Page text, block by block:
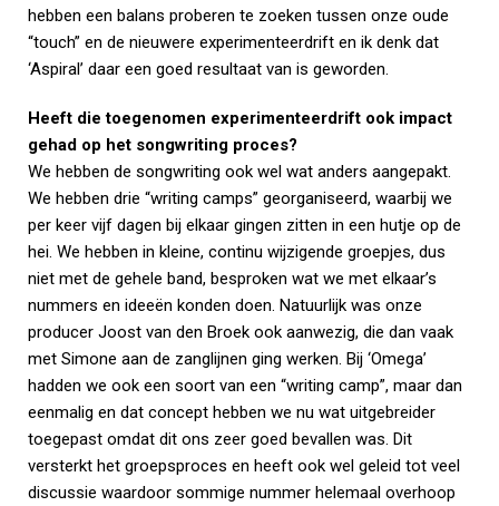
hebben een balans proberen te zoeken tussen onze oude
“touch” en de nieuwere experimenteerdrift en ik denk dat
‘Aspiral’ daar een goed resultaat van is geworden.
Heeft die toegenomen experimenteerdrift ook impact
gehad op het songwriting proces?
We hebben de songwriting ook wel wat anders aangepakt.
We hebben drie “writing camps” georganiseerd, waarbij we
per keer vijf dagen bij elkaar gingen zitten in een hutje op de
hei. We hebben in kleine, continu wijzigende groepjes, dus
niet met de gehele band, besproken wat we met elkaar’s
nummers en ideeën konden doen. Natuurlijk was onze
producer Joost van den Broek ook aanwezig, die dan vaak
met Simone aan de zanglijnen ging werken. Bij ‘Omega’
hadden we ook een soort van een “writing camp”, maar dan
eenmalig en dat concept hebben we nu wat uitgebreider
toegepast omdat dit ons zeer goed bevallen was. Dit
versterkt het groepsproces en heeft ook wel geleid tot veel
discussie waardoor sommige nummer helemaal overhoop